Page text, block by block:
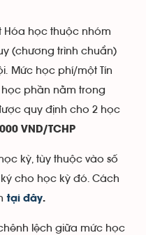
Hóa học thuộc nhóm
(chương trình chuẩn)
Mức học phí/một Tín
học phần nằm trong
quy định cho 2 học
VND/TCHP
kỳ, tùy thuộc vào số
cho học kỳ đó. Cách
tại đây.
lệch giữa mức học